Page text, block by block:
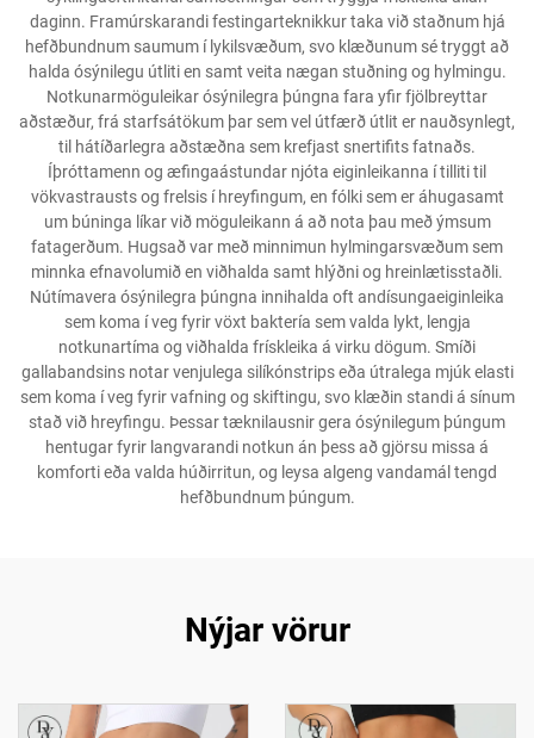
daginn. Framúrskarandi festingarteknikkur taka við staðnum hjá
hefðbundnum saumum í lykilsvæðum, svo klæðunum sé tryggt að
halda ósýnilegu útliti en samt veita nægan stuðning og hylmingu.
Notkunarmöguleikar ósýnilegra þúngna fara yfir fjölbreyttar
aðstæður, frá starfsátökum þar sem vel útfærð útlit er nauðsynlegt,
til hátíðarlegra aðstæðna sem krefjast snertifits fatnaðs.
Íþróttamenn og æfingaástundar njóta eiginleikanna í tilliti til
vökvastrausts og frelsis í hreyfingum, en fólki sem er áhugasamt
um búninga líkar við möguleikann á að nota þau með ýmsum
fatagerðum. Hugsað var með minnimun hylmingarsvæðum sem
minnka efnavolumið en viðhalda samt hlýðni og hreinlætisstaðli.
Nútímavera ósýnilegra þúngna innihalda oft andísungaeiginleika
sem koma í veg fyrir vöxt baktería sem valda lykt, lengja
notkunartíma og viðhalda frískleika á virku dögum. Smíði
gallabandsins notar venjulega silíkónstrips eða útralega mjúk elasti
sem koma í veg fyrir vafning og skiftingu, svo klæðin standi á sínum
stað við hreyfingu. Þessar tæknilausnir gera ósýnilegum þúngum
hentugar fyrir langvarandi notkun án þess að gjörsu missa á
komforti eða valda húðirritun, og leysa algeng vandamál tengd
hefðbundnum þúngum.
Nýjar vörur